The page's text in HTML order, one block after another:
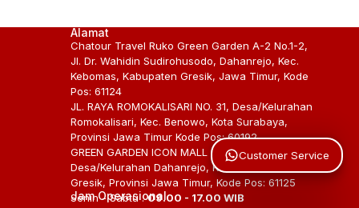
Customer Service
Alamat
Chatour Travel Ruko Green Garden A-2 No.1-2,
Jl. Dr. Wahidin Sudirohusodo, Dahanrejo, Kec.
Kebomas, Kabupaten Gresik, Jawa Timur, Kode
Pos: 61124
JL. RAYA ROMOKALISARI NO. 31, Desa/Kelurahan
Romokalisari, Kec. Benowo, Kota Surabaya,
Provinsi Jawa Timur Kode Pos: 60192
GREEN GARDEN ICON MALL GRESIK BLOK A1-2,
Desa/Kelurahan Dahanrejo, Kec. Kebomas, Kab.
Gresik, Provinsi Jawa Timur, Kode Pos: 61125
Jam Operasional
Senin - Sabtu :09.00 - 17.00 WIB